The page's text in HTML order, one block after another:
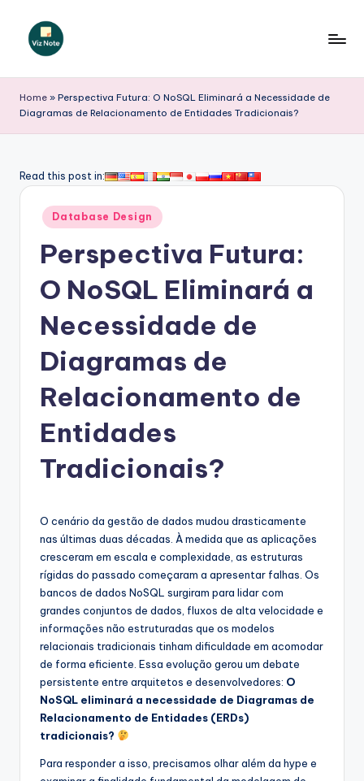
iz
N
t
A
si
&
Home » Perspectiva Futura: O NoSQL Eliminará a Necessidade de
Diagramas de Relacionamento de Entidades Tradicionais?
Read this post in:
Posted
in
Database Design
Perspectiva Futura:
O NoSQL Eliminará a
Necessidade de
Diagramas de
Relacionamento de
Entidades
Tradicionais?
O cenário da gestão de dados mudou drasticamente
nas últimas duas décadas. À medida que as aplicações
cresceram em escala e complexidade, as estruturas
rígidas do passado começaram a apresentar falhas. Os
bancos de dados NoSQL surgiram para lidar com
grandes conjuntos de dados, fluxos de alta velocidade e
informações não estruturadas que os modelos
relacionais tradicionais tinham dificuldade em acomodar
de forma eficiente. Essa evolução gerou um debate
persistente entre arquitetos e desenvolvedores: O
NoSQL eliminará a necessidade de Diagramas de
Relacionamento de Entidades (ERDs)
tradicionais?
Para responder a isso, precisamos olhar além da hype e